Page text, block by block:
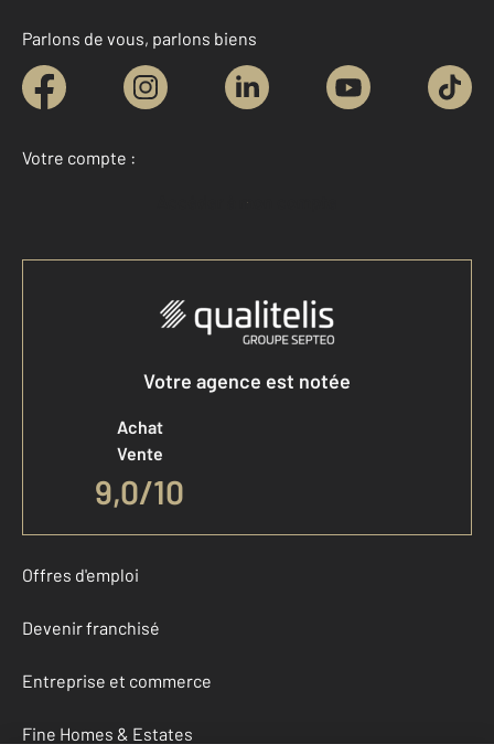
Parlons de vous, parlons biens
Votre compte :
Accéder à mon compte
Votre agence est notée
Achat
Vente
9,0/10
Offres d'emploi
Devenir franchisé
Entreprise et commerce
Fine Homes & Estates